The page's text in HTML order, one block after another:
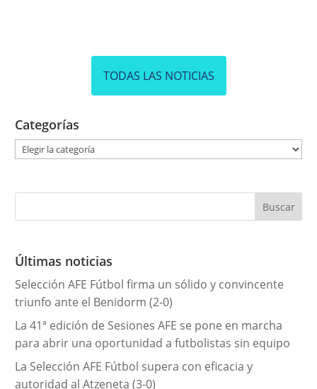
TODAS LAS NOTICIAS
Categorías
g
r
a
s
Últimas noticias
Selección AFE Fútbol firma un sólido y convincente
triunfo ante el Benidorm (2-0)
La 41ª edición de Sesiones AFE se pone en marcha
para abrir una oportunidad a futbolistas sin equipo
La Selección AFE Fútbol supera con eficacia y
autoridad al Atzeneta (3-0)